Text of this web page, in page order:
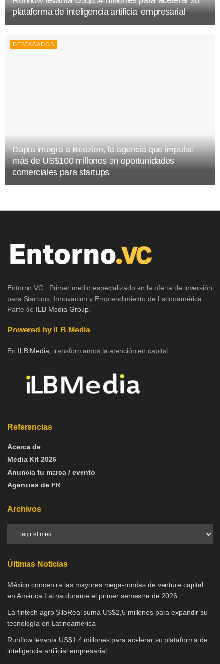
plataforma de inteligencia artificial empresarial
DESTACADOS
Dapta integra a Beezion, la agencia que impulsó
más de US$100 millones en oportunidades
comerciales para startups
Entorno.VC: Primer medio especializado en la oferta de inversión
para Startups, Innovación y Emprendimiento de Latinoamérica.
Parte de ILB Media Group
Powered by ILB Media
En ILB Media , transformamos la atención en capital.
Referencias
Acerca de
Media Kit 2026
Anuncia tu marca / evento
Agencias de PR
Archivos
Últimas Noticias
México concentra las mayores mega-rondas de venture capital
en América Latina durante el primer semestre de 2026
La fintech agro SiloReal suma US$2,5 millones para expandir su
tecnología en Latinoamérica
Runflow levanta US$1.4 millones para acelerar su plataforma de
inteligencia artificial empresarial